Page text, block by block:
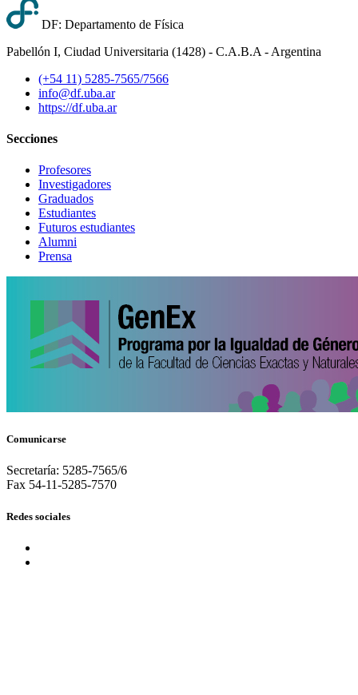
DF: Departamento de Física
Pabellón I, Ciudad Universitaria (1428) - C.A.B.A - Argentina
(+54 11) 5285-7565/7566
info@df.uba.ar
https://df.uba.ar
Secciones
Profesores
Investigadores
Graduados
Estudiantes
Futuros estudiantes
Alumni
Prensa
Comunicarse
Secretaría: 5285-7565/6
Fax 54-11-5285-7570
Redes sociales